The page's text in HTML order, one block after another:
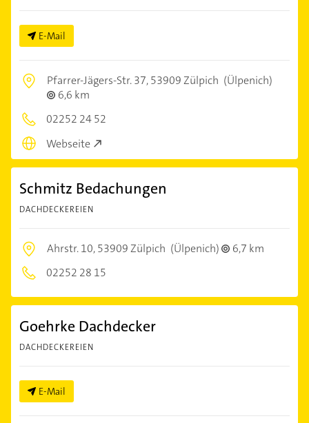
E-Mail
Pfarrer-Jägers-Str. 37,53909 Zülpich (Ülpenich)
6,6 km
02252 24 52
Webseite
Schmitz Bedachungen
DACHDECKEREIEN
Ahrstr. 10,53909 Zülpich (Ülpenich)
6,7 km
02252 28 15
Goehrke Dachdecker
DACHDECKEREIEN
E-Mail